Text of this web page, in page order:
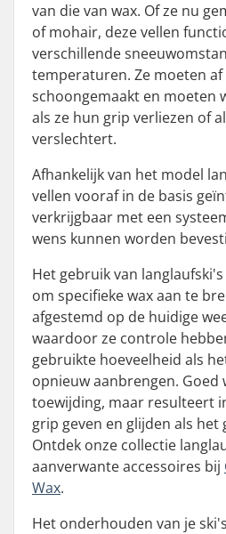
van die van wax. Of ze nu
of mohair, deze vellen
verschillende
temperaturen. Ze moeten
schoongemaakt en moeten
als ze hun grip verliezen of
verslechtert.
Afhankelijk van het model
vellen vooraf in de basis
verkrijgbaar met een
wens kunnen worden
Het gebruik van
om specifieke wax aan te
afgestemd op de huidige
waardoor ze controle
gebruikte hoeveelheid als
opnieuw aanbrengen. Goed
toewijding, maar resulteert
grip geven en glijden als het
Ontdek onze collectie
aanverwante accessoires bij
Wax.
Het onderhouden van je